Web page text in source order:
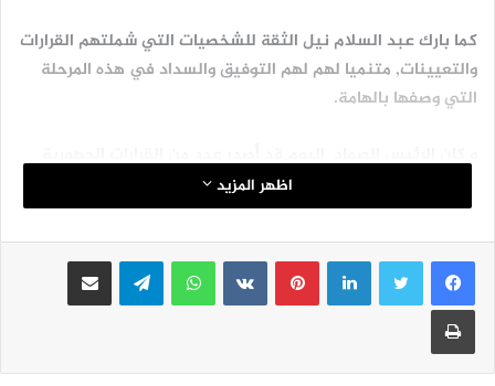
كما بارك عبد السلام نيل الثقة للشخصيات التي شملتهم القرارات
والتعيينات, متنميا لهم لهم التوفيق والسداد في هذه المرحلة
التي وصفها بالهامة.
شملت تعيين عدد من الوزراء والمحافظين ومسؤولين جدد.
اظهر المزيد
لينكدإنبينتيريست واتساب تيلقرام مشاركة عبر البريد
طباعة